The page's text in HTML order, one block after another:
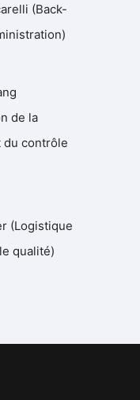
(Back-
de la
du contrôle
(Logistique
qualité)